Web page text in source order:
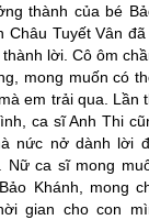
thành của bé
Châu Tuyết Vân
lời. Cô ôm
mong muốn có
em trải qua. Lần
ca sĩ Anh Thi
nức nở dành lời
Nữ ca sĩ mong
Khánh, mong
gian cho con